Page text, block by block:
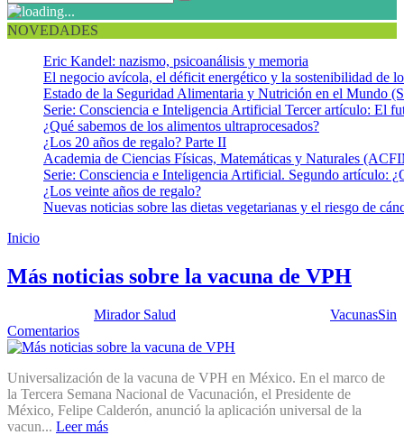
NOVEDADES
Eric Kandel: nazismo, psicoanálisis y memoria
El negocio avícola, el déficit energético y la sostenibilidad de
Estado de la Seguridad Alimentaria y Nutrición en el Mundo
Serie: Consciencia e Inteligencia Artificial Tercer artículo: El
¿Qué sabemos de los alimentos ultraprocesados?
¿Los 20 años de regalo? Parte II
Academia de Ciencias Físicas, Matemáticas y Naturales
Serie: Consciencia e Inteligencia Artificial. Segundo artículo:
¿Los veinte años de regalo?
Nuevas noticias sobre las dietas vegetarianas y el riesgo de
Inicio
Más noticias sobre la vacuna de VPH
Mirador Salud VacunasSin
Comentarios
Universalización de la vacuna de VPH en México. En el marco de
la Tercera Semana Nacional de Vacunación, el Presidente de
México, Felipe Calderón, anunció la aplicación universal de la
vacun... Leer más